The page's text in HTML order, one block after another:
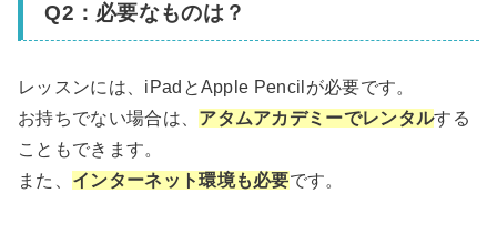
Q2：必要なものは？
レッスンには、iPadとApple Pencilが必要です。
お持ちでない場合は、 アタムアカデミーでレンタルする
こともできます。
また、 インターネット環境も必要です。